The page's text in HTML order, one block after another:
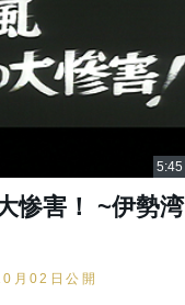
惨害！ ~伊勢湾
月02日公開